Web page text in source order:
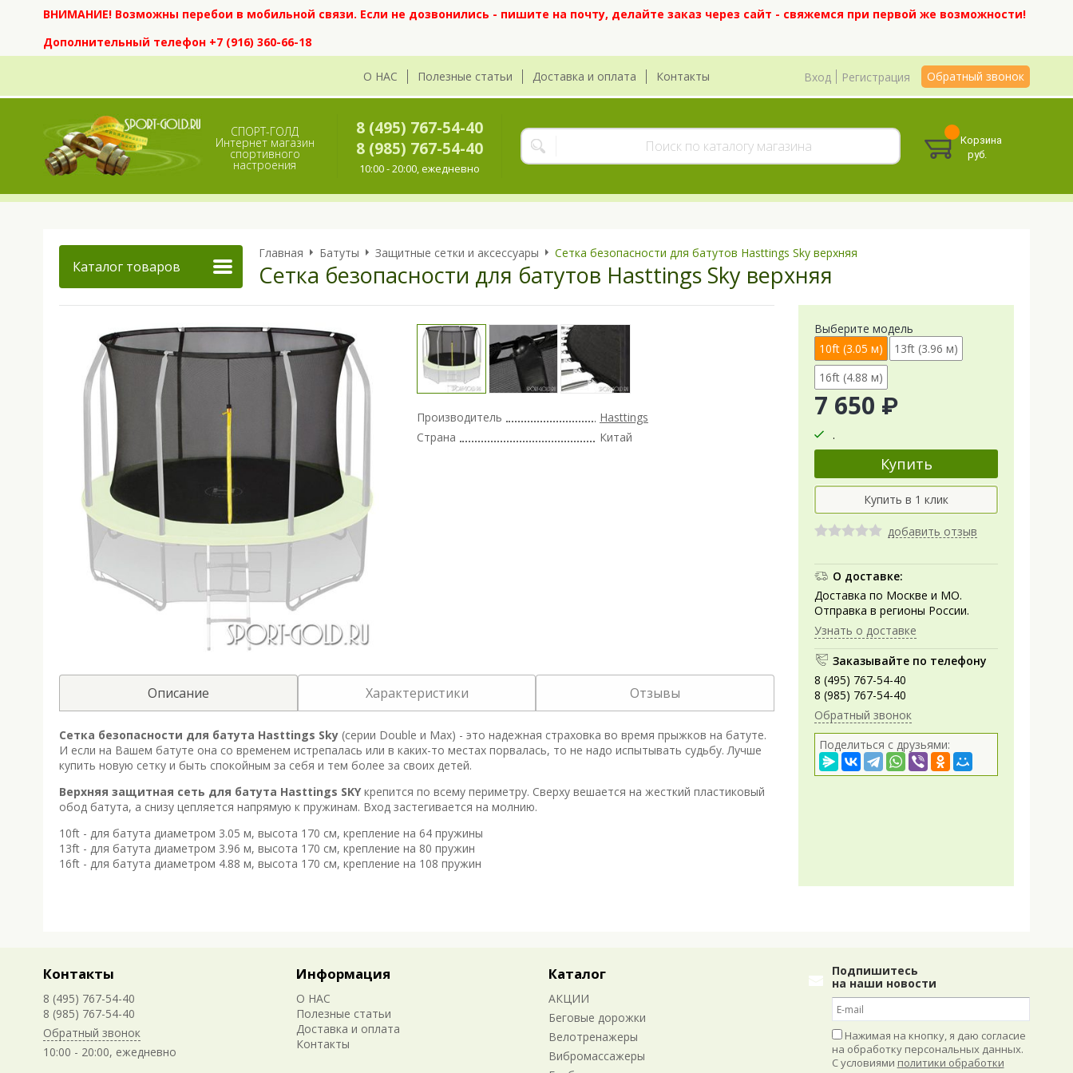
ВНИМАНИЕ! Возможны перебои в мобильной связи. Если не дозвонились - пишите на почту, делайте заказ через сайт - свяжемся при первой же возможности!
Дополнительный телефон +7 (916) 360-66-18
О НАС Полезные статьи Доставка и оплата Контакты Вход Регистрация Обратный звонок
СПОРТ-ГОЛД
Интернет магазин
спортивного
настроения
8 (495) 767-54-40
8 (985) 767-54-40
10:00 - 20:00, ежедневно
Корзина
руб.
Каталог товаров
Главная Батуты Защитные сетки и аксессуары Сетка безопасности для батутов Hasttings Sky верхняя
Сетка безопасности для батутов Hasttings Sky верхняя
Выберите модель
10ft (3.05 м)
13ft (3.96 м)
16ft (4.88 м)
7 650 ₽
.
добавить отзыв
О доставке:
Доставка по Москве и МО.
Отправка в регионы России.
Узнать о доставке
Заказывайте по телефону
8 (495) 767-54-40
8 (985) 767-54-40
Обратный звонок
Поделиться с друзьями:
Производитель
Hasttings
Страна
Китай
Описание Характеристики Отзывы
Сетка безопасности для батута Hasttings Sky (серии Double и Max) - это надежная страховка во время прыжков на батуте.
И если на Вашем батуте она со временем истрепалась или в каких-то местах порвалась, то не надо испытывать судьбу. Лучше
купить новую сетку и быть спокойным за себя и тем более за своих детей.
Верхняя защитная сеть для батута Hasttings SKYкрепится по всему периметру. Сверху вешается на жесткий пластиковый
обод батута, а снизу цепляется напрямую к пружинам. Вход застегивается на молнию.
10ft - для батута диаметром 3.05 м, высота 170 см, крепление на 64 пружины
13ft - для батута диаметром 3.96 м, высота 170 см, крепление на 80 пружин
16ft - для батута диаметром 4.88 м, высота 170 см, крепление на 108 пружин
Контакты
8 (495) 767-54-40
8 (985) 767-54-40
Обратный звонок
10:00 - 20:00, ежедневно
Информация
О НАС
Полезные статьи
Доставка и оплата
Контакты
Каталог
АКЦИИ
Беговые дорожки
Велотренажеры
Вибромассажеры
Подпишитесь
на наши новости
Нажимая на кнопку, я даю согласие
на обработку персональных данных.
С условиями политики обработки